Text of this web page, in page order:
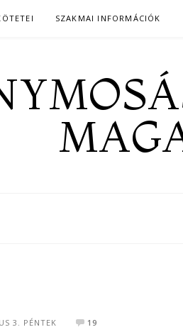
SZAKMAI INFORMÁCIÓK
3. PÉNTEK 19